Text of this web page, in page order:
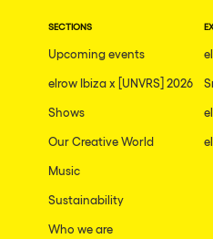
SECTIONS
Upcoming events
elrow Ibiza x [UNVRS] 2026
Shows
Our Creative World
Music
Sustainability
Who we are